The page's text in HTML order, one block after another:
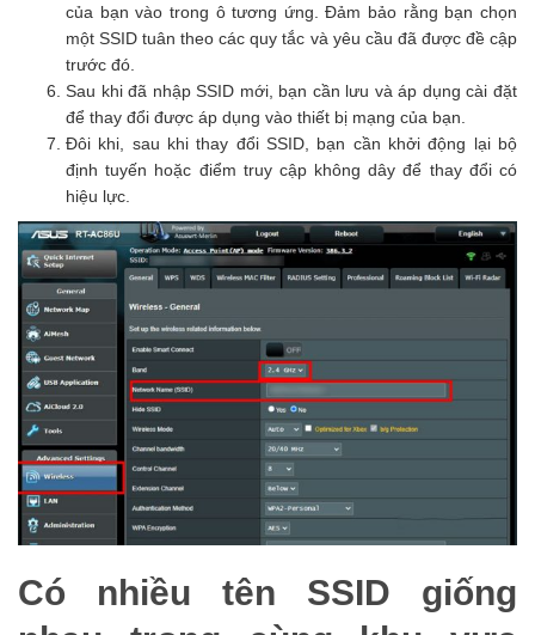
của bạn vào trong ô tương ứng. Đảm bảo rằng bạn chọn
một SSID tuân theo các quy tắc và yêu cầu đã được đề cập
trước đó.
Sau khi đã nhập SSID mới, bạn cần lưu và áp dụng cài đặt
để thay đổi được áp dụng vào thiết bị mạng của bạn.
Đôi khi, sau khi thay đổi SSID, bạn cần khởi động lại bộ
định tuyến hoặc điểm truy cập không dây để thay đổi có
hiệu lực.
Có nhiều tên SSID giống